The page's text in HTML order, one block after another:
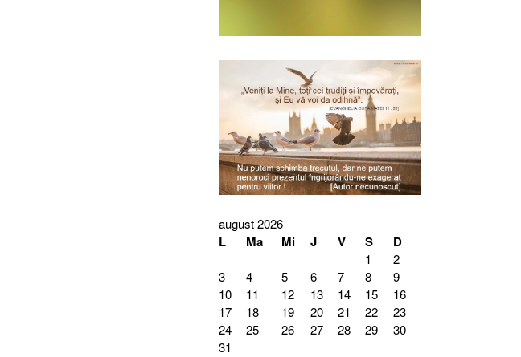
august 2026
L Ma Mi J V S D
1
2
3
4 5 6 7 8
9
10
11 12 13 14 15
16
17
18 19 20 21 22
23
24
25 26 27 28 29
30
31